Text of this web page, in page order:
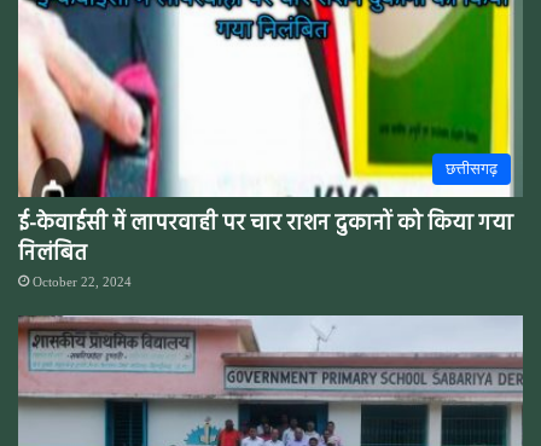
छत्तीसगढ़
ई-केवाईसी में लापरवाही पर चार राशन दुकानों को किया गया
निलंबित
October 22, 2024